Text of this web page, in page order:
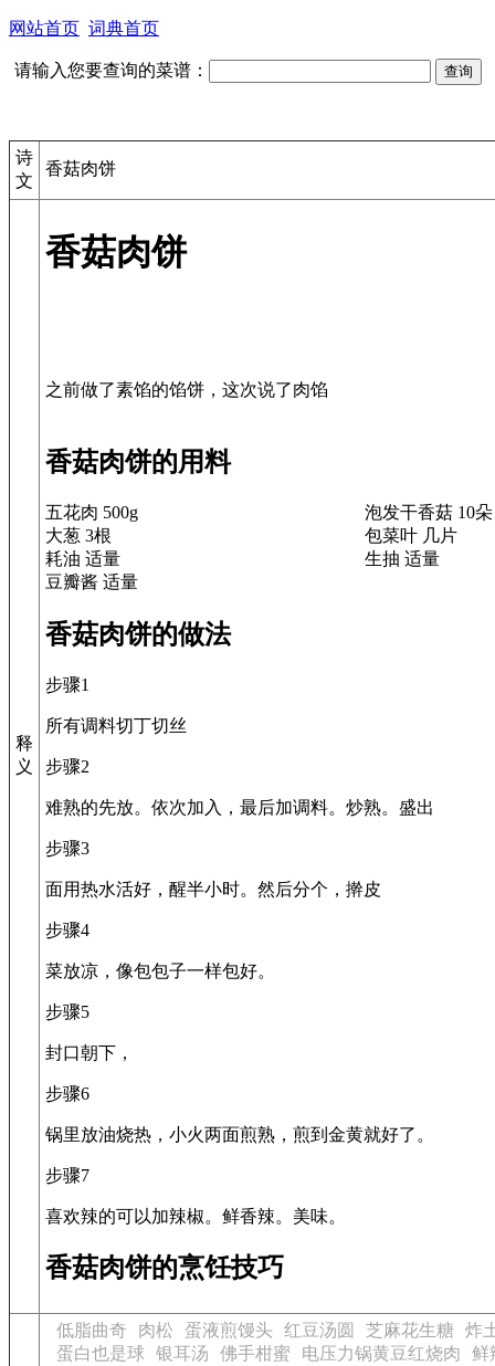
网站首页 词典首页
请输入您要查询的菜谱：
诗
文
香菇肉饼
释
义
香菇肉饼
之前做了素馅的馅饼，这次说了肉馅
香菇肉饼的用料
五花肉 500g
泡发干香菇 10朵
大葱 3根
包菜叶 几片
耗油 适量
生抽 适量
豆瓣酱 适量
香菇肉饼的做法
步骤1
所有调料切丁切丝
步骤2
难熟的先放。依次加入，最后加调料。炒熟。盛出
步骤3
面用热水活好，醒半小时。然后分个，擀皮
步骤4
菜放凉，像包包子一样包好。
步骤5
封口朝下，
步骤6
锅里放油烧热，小火两面煎熟，煎到金黄就好了。
步骤7
喜欢辣的可以加辣椒。鲜香辣。美味。
香菇肉饼的烹饪技巧
低脂曲奇 肉松 蛋液煎馒头 红豆汤圆 芝麻花生糖 炸
蛋白也是球
银耳汤 佛手柑蜜 电压力锅黄豆红烧肉
鲜